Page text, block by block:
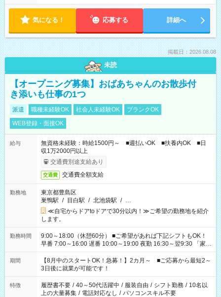
気になる！ 応募する 詳細へ
掲載日：2026.08.08
未読
【オープニング募集】おばあちゃんのお散歩付
き添いも仕事の1つ
派遣 職種未経験OK 社会人未経験OK
ブランクOK
WEB登録・面接OK
給与
無資格未経験：時給1500円～ ■週払いOK ■扶養内OK ■日
収1万2000円以上
交通費別途支給あり
交通費 交通費全額支給
勤務地
東京都豊島区
巣鴨駅 / 目白駅 / 北池袋駅 / …
≪自宅からドアtoドアで30分以内！≫ご希望の勤務地を紹介
します。
勤務時間
9:00～18:00（休憩60分） ■ご希望があれば下記シフトもOK！
早番 7:00～16:00 遅番 10:00～19:00 夜勤 16:30～翌9:30 「家族
と休みを合わせたい」 「余裕を持って夕飯の準備がしたい」
「できれば残業はしたくない」 など、ご希望を教えてください
ね。 ※Wワーク希望の方へ 今ご覧のお仕事で希望する勤務時間
と、もう1つのお仕事の勤務時間。 合計で週40時間を超える場
合は応募できません。
期間
【8月中のスタートOK！急募！】2カ月～ ■ご応募から最短2～
3日後に就業が可能です！
特徴 履歴書不要 / 40～50代活躍中 / 服装自由 / シフト勤務 / 10名以
上の大量募集 / 電話対応なし / パソコンスキル不要